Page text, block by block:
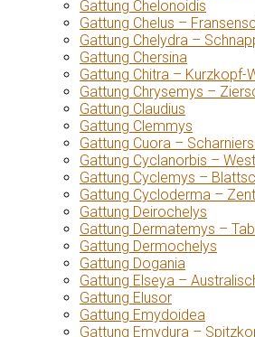
Gattung Chelonoidis
Gattung Chelus –
Gattung Chelydra –
Gattung Chersina
Gattung Chitra – Kurzkopf-
Gattung Chrysemys –
Gattung Claudius
Gattung Clemmys
Gattung Cuora –
Gattung Cyclanorbis –
Gattung Cyclemys –
Gattung Cycloderma –
Gattung Deirochelys
Gattung Dermatemys –
Gattung Dermochelys
Gattung Dogania
Gattung Elseya –
Gattung Elusor
Gattung Emydoidea
Gattung Emydura –